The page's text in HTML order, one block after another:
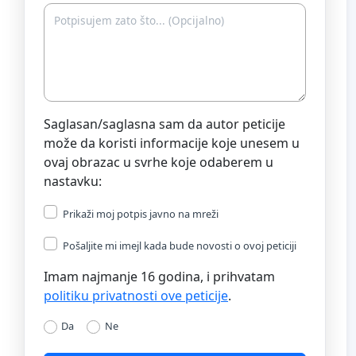
Saglasan/saglasna sam da autor peticije
može da koristi informacije koje unesem u
ovaj obrazac u svrhe koje odaberem u
nastavku:
Prikaži moj potpis javno na mreži
Pošaljite mi imejl kada bude novosti o ovoj peticiji
Imam najmanje 16 godina, i prihvatam
politiku privatnosti ove peticije.
Da Ne